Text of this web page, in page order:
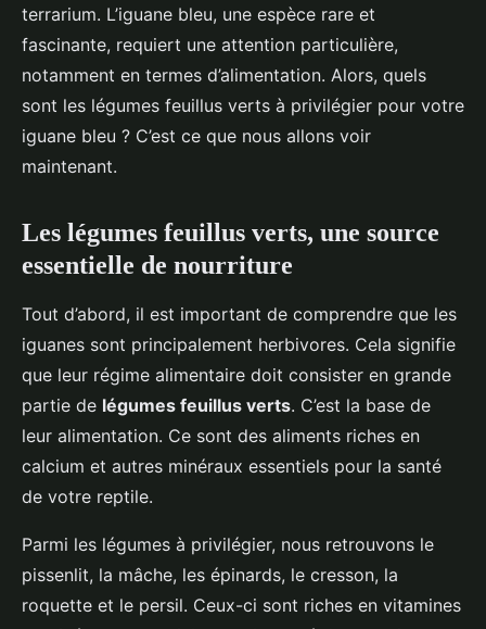
terrarium. L’iguane bleu, une espèce rare et
fascinante, requiert une attention particulière,
notamment en termes d’alimentation. Alors, quels
sont les légumes feuillus verts à privilégier pour votre
iguane bleu ? C’est ce que nous allons voir
maintenant.
Les légumes feuillus verts, une source
essentielle de nourriture
Tout d’abord, il est important de comprendre que les
iguanes sont principalement herbivores. Cela signifie
que leur régime alimentaire doit consister en grande
partie de légumes feuillus verts. C’est la base de
leur alimentation. Ce sont des aliments riches en
calcium et autres minéraux essentiels pour la santé
de votre reptile.
Parmi les légumes à privilégier, nous retrouvons le
pissenlit, la mâche, les épinards, le cresson, la
roquette et le persil. Ceux-ci sont riches en vitamines